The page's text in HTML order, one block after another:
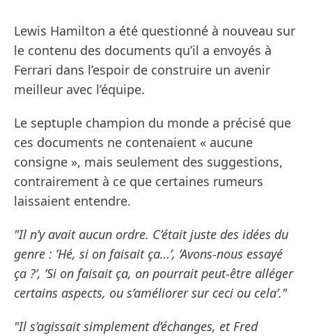
Lewis Hamilton a été questionné à nouveau sur
le contenu des documents qu’il a envoyés à
Ferrari dans l’espoir de construire un avenir
meilleur avec l’équipe.
Le septuple champion du monde a précisé que
ces documents ne contenaient « aucune
consigne », mais seulement des suggestions,
contrairement à ce que certaines rumeurs
laissaient entendre.
"Il n’y avait aucun ordre. C’était juste des idées du
genre : ’Hé, si on faisait ça…’, ’Avons-nous essayé
ça ?’, ’Si on faisait ça, on pourrait peut-être alléger
certains aspects, ou s’améliorer sur ceci ou cela’."
"Il s’agissait simplement d’échanges, et Fred